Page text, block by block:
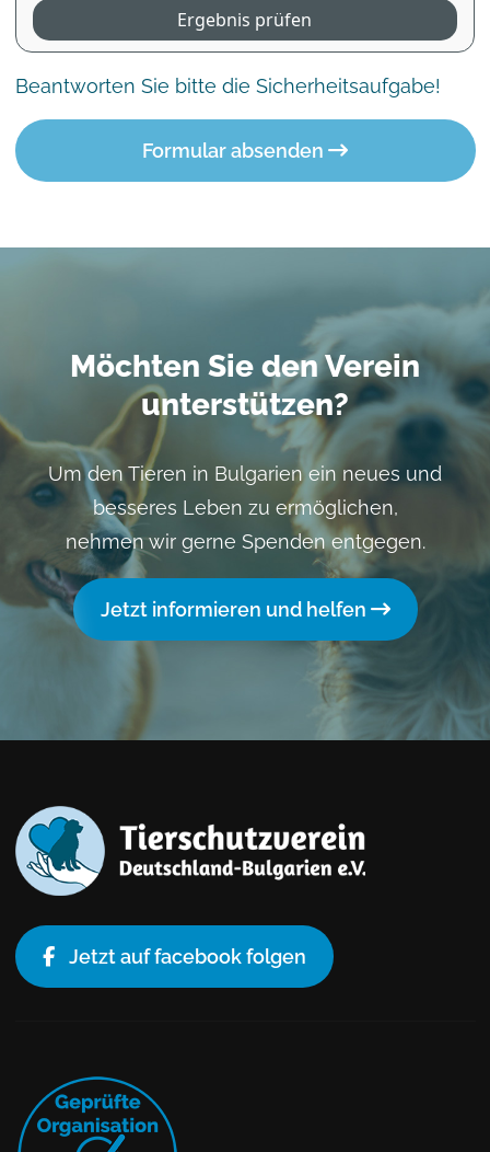
Ergebnis prüfen
Beantworten Sie bitte die Sicherheitsaufgabe!
Formular absenden
Möchten Sie den Verein
unterstützen?
Um den Tieren in Bulgarien ein neues und
besseres Leben zu ermöglichen,
nehmen wir gerne Spenden entgegen.
Jetzt informieren und helfen
Jetzt auf facebook folgen